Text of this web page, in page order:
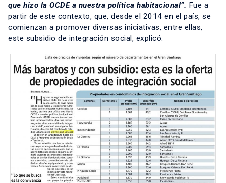
que hizo la OCDE a nuestra política habitacional”. Fue a
partir de este contexto, que, desde el 2014 en el país, se
comienzan a promover diversas iniciativas, entre ellas,
este subsidio de integración social, explicó.